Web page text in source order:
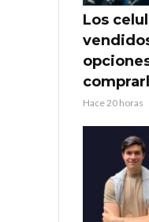
Los
Hace 20 horas